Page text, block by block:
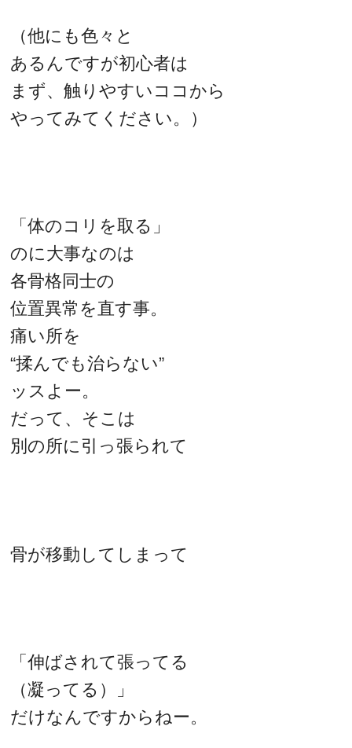
（他にも色々と
あるんですが初心者は
まず、触りやすいココから
やってみてください。）
「体のコリを取る」
のに大事なのは
各骨格同士の
位置異常を直す事。
痛い所を
“揉んでも治らない”
ッスよー。
だって、そこは
別の所に引っ張られて
骨が移動してしまって
「伸ばされて張ってる
（凝ってる）」
だけなんですからねー。